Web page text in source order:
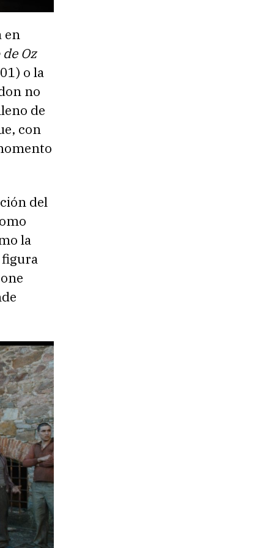
en
Oz
o la
no
de
con
del
la